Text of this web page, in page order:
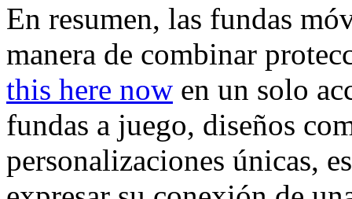
En resumen, las fundas
manera de combinar
this here now en un solo
fundas a juego, diseños
personalizaciones únicas,